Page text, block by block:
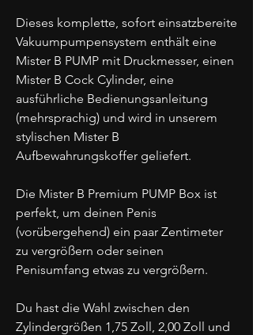
Dieses komplette, sofort einsatzbereite
Vakuumpumpensystem enthält eine
Mister B PUMP mit Druckmesser, einen
Mister B Cock Cylinder, eine
ausführliche Bedienungsanleitung
(mehrsprachig) und wird in unserem
stylischen Mister B
Aufbewahrungskoffer geliefert.
Die Mister B Premium PUMP Box ist
perfekt, um deinen Penis
(vorübergehend) ein paar Zentimeter
zu vergrößern oder seinen
Penisumfang etwas zu vergrößern.
Du hast die Wahl zwischen den
Zylindergrößen 1,75 Zoll, 2,00 Zoll und